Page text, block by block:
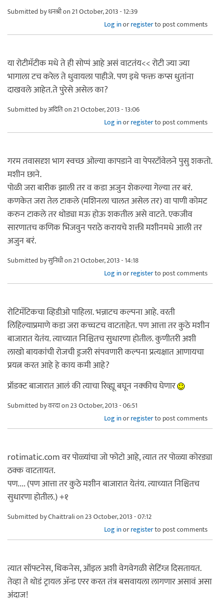
Submitted byधनश्रीon 21 October, 2013 - 12:39
Log inorregisterto post comments
या रोटीमॅटीक मधे ते ही सोप्पं आहे असं वाटतंय<< रोटी ज्या ज्या
भागाला टच करेल ते धुवायला पाहीजे. पण इथे फक्त कप्स धुतांना
दाखवले आहेत.ते पुरेसे असेल का?
Submitted byअदितिon 21 October, 2013 - 13:06
Log inorregisterto post comments
गरम तवासदृश भाग स्वच्छ ओल्या कापडाने वा पेपरटॉवेलने पुसु शकतो.
मशीन छाने.
पोळी जरा बारीक झाली तर व कडा अजुन शेकल्या गेल्या तर बरं.
कणकेत जरा तेल टाकले (मशिनला चालत असेल तर) वा पाणी कोमट
करुन टाकले तर थोड्या मऊ होऊ शकतील असे वाटते. एकजीव
सारणातच कणिक भिजवुन पराठे करायचे शक्ती मशीनमधे आली तर
अजुन बरं.
Submitted byसुनिधीon 21 October, 2013 - 14:18
Log inorregisterto post comments
रोटिमॅटिकचा व्हिडीओ पाहिला. भन्नाटच कल्पना आहे. वरती
लिहिल्याप्रमाणे कडा जरा कच्चटच वाटताहेत. पण आत्ता तर कुठे मशीन
बाजारात येतंय. त्याच्यात निश्चितच सुधारणा होतील. कुणीतरी अशी
लाखो बायकांची रोजची ड्रजरी संपवणारी कल्पना प्रत्यक्षात आणायचा
प्रयत्न करत आहे हे काय कमी आहे?
प्रॉडक्ट बाजारात आलं की त्याचा रिव्ह्यू बघून नक्कीच घेणार
Submitted byवरदाon 23 October, 2013 - 06:51
Log inorregisterto post comments
rotimatic.com वर पोळ्यांचा जो फोटो आहे, त्यात तर पोळ्या कोरड्या
ठक्क वाटतायत.
पण.... (पण आत्ता तर कुठे मशीन बाजारात येतंय. त्याच्यात निश्चितच
सुधारणा होतील.) +१
Submitted byChaittralion 23 October, 2013 - 07:12
Log inorregisterto post comments
त्यात सॉफ्टनेस, थिकनेस, ऑइल अशी वेगवेगळी सेटिंग्ज दिसतायत.
तेव्हा ते थोडं ट्रायल अ‍ॅन्ड एरर करत तंत्र बसवायला लागणार असावं असा
अंदाज!